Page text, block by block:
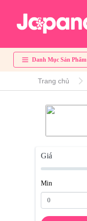
Danh Mục Sản Phẩm
Trang chủ
Giá
Min